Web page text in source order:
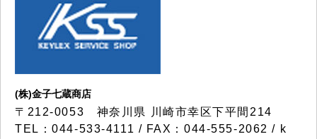
(株)金子七蔵商店
〒212-0053 神奈川県 川崎市幸区下平間214
TEL：044-533-4111 / FAX：044-555-2062 / k